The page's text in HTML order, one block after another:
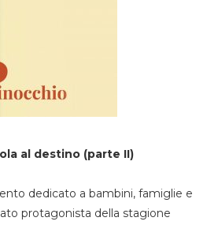
al destino (parte II)
dedicato a bambini, famiglie e
protagonista della stagione